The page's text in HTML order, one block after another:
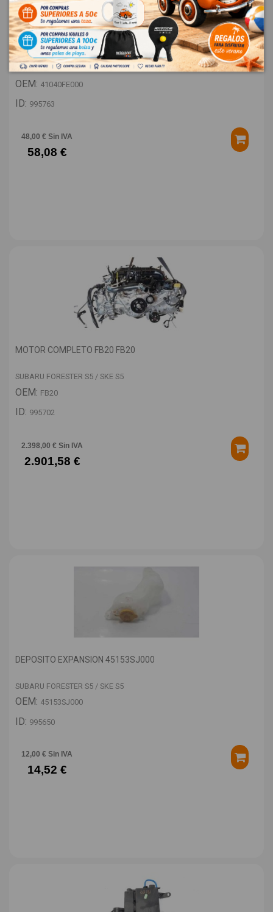
SOPORTE MOTOR TRASERO 41040FE000
SUBARU FORESTER S5 / SKE S5
OEM: 41040FE000
ID: 995763
48,00 € Sin IVA
58,08 €
MOTOR COMPLETO FB20 FB20
SUBARU FORESTER S5 / SKE S5
OEM: FB20
ID: 995702
2.398,00 € Sin IVA
2.901,58 €
DEPOSITO EXPANSION 45153SJ000
SUBARU FORESTER S5 / SKE S5
OEM: 45153SJ000
ID: 995650
12,00 € Sin IVA
14,52 €